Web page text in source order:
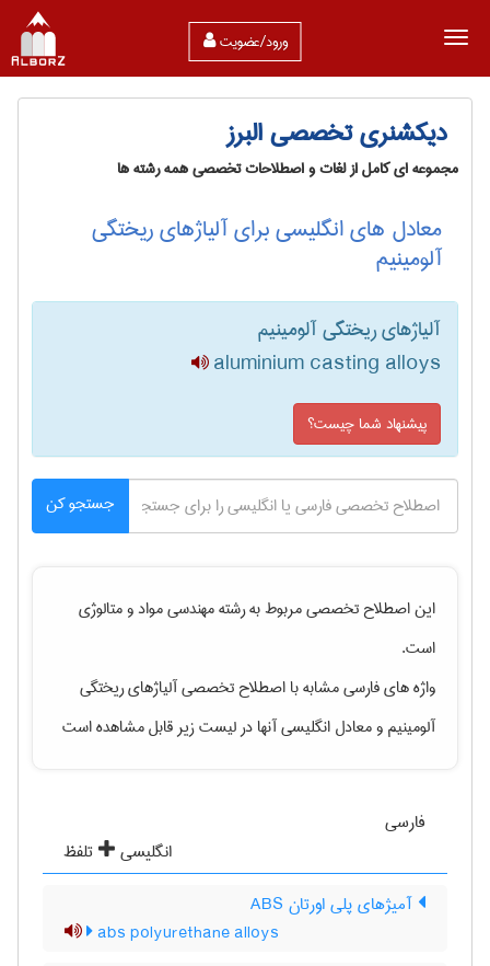
ورود/عضویت
دیکشنری تخصصی البرز
مجموعه ای کامل از لغات و اصطلاحات تخصصی همه رشته ها
معادل های انگلیسی برای آلیاژهای ریختگی
آلومینیم
آلیاژهای ریختگی آلومینیم
aluminium casting alloys
پیشنهاد شما چیست؟
جستجو کن
این اصطلاح تخصصی مربوط به رشتهمهندسی مواد و متالوژی
است.
واژه های فارسی مشابه با اصطلاح تخصصیآلیاژهای ریختگی
آلومینیمو معادل انگلیسی آنها در لیست زیر قابل مشاهده است
فارسی
انگلیسی
تلفظ
آمیژهای پلی اورتان ABS
abs polyurethane alloys